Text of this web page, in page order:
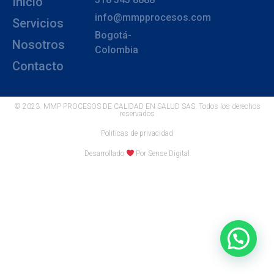
Servicios
Nosotros
Contacto
info@mmpprocesos.com
Bogotá-
Colombia
© 2023. MMP PROCESOS DE CALIDAD EN SALUD SAS. Todos los derechos
reservados
Politicas de privacidad
Desarrollado Por Sense Digital